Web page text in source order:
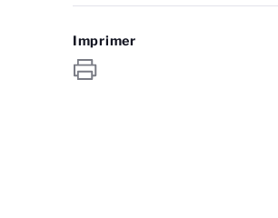
Imprimer